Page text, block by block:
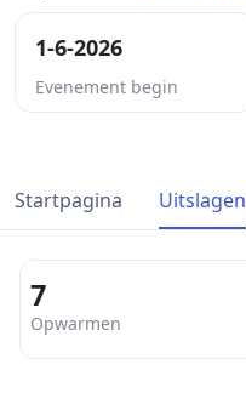
1-6-2026
Evenement begin
Startpagina Uitslagen
7
Opwarmen